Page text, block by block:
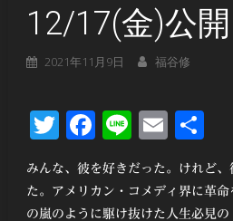
12/17(金)公開
2021年11月9日 福谷修
Twitter
Facebook
LineEmail
みんな、彼を好きだった。けれど
た。アメリカン・コメディ界に革
の嵐のように駆け抜けた人生必見